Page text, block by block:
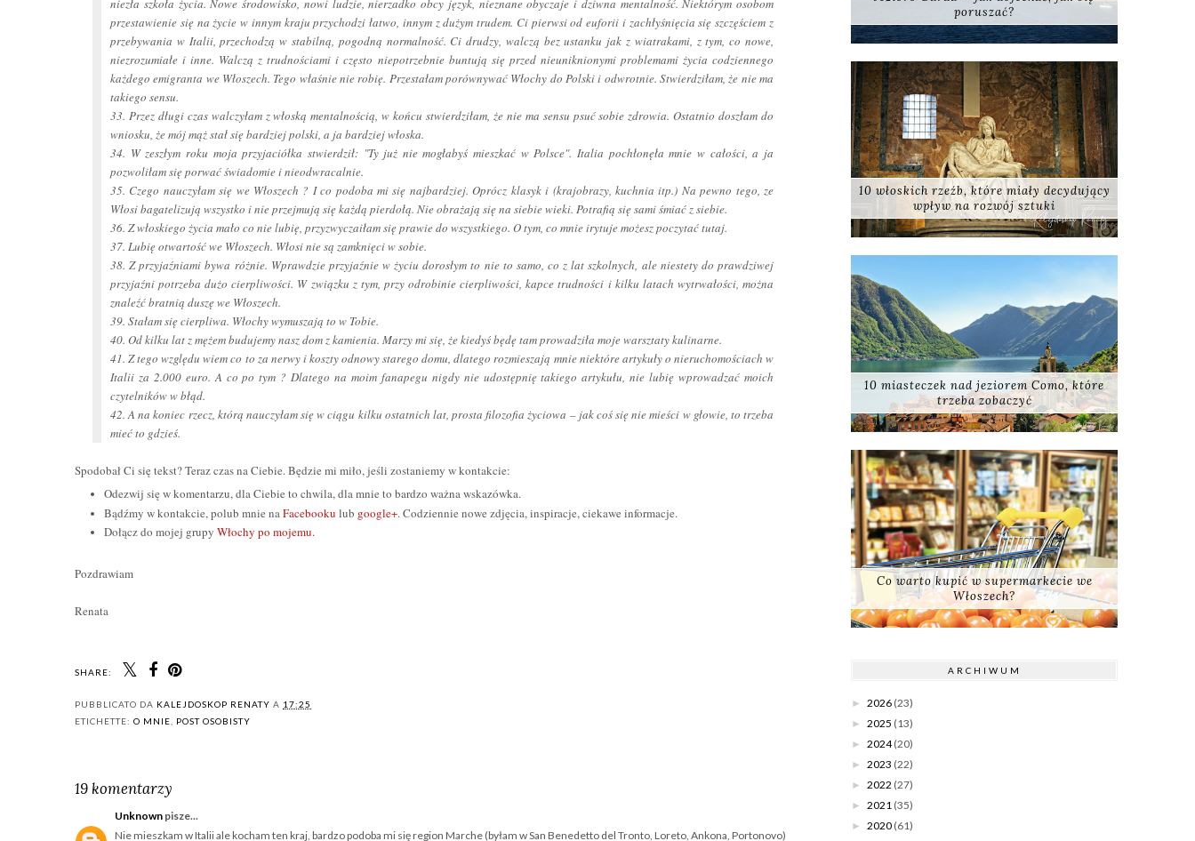
niezła szkoła życia. Nowe środowisko, nowi ludzie, nierzadko obcy język, nieznane obyczaje i dziwna mentalność. Niektórym osobom
przestawienie się na życie w innym kraju przychodzi łatwo, innym z dużym trudem. Ci pierwsi od euforii i zachłyśnięcia się szczęściem z
przebywania w Italii, przechodzą w stabilną, pogodną normalność. Ci drudzy, walczą bez ustanku jak z wiatrakami, z tym, co nowe,
niezrozumiałe i inne. Walczą z trudnościami i często niepotrzebnie buntują się przed nieuniknionymi problemami życia codziennego
każdego emigranta we Włoszech. Tego właśnie nie robię. Przestałam porównywać Włochy do Polski i odwrotnie. Stwierdziłam, że nie ma
takiego sensu.
33. Przez długi czas walczyłam z włoską mentalnością, w końcu stwierdziłam, że nie ma sensu psuć sobie zdrowia. Ostatnio doszłam do
wniosku, że mój mąż stał się bardziej polski, a ja bardziej włoska.
34. W zeszłym roku moja przyjaciółka stwierdził: "Ty już nie mogłabyś mieszkać w Polsce". Italia pochłonęła mnie w całości, a ja
pozwoliłam się porwać świadomie i nieodwracalnie.
35. Czego nauczyłam się we Włoszech ? I co podoba mi się najbardziej. Oprócz klasyki (krajobrazy, kuchnia itp.) Na pewno tego, ze
Włosi bagatelizują wszystko i nie przejmują się każdą pierdołą. Nieobrażają sięna siebie wieki. Potrafią się sami śmiać z siebie.
36. Z włoskiego życia mało co nie lubię, przyzwyczaiłam się prawie do wszystkiego. O tym, co mnie irytuje możesz poczytać tutaj.
37. Lubię otwartość we Włoszech. Włosi nie są zamknięci w sobie.
38. Z przyjaźniami bywa różnie. Wprawdzie przyjaźnie w życiu dorosłym to nie to samo, co z lat szkolnych, ale niestety do prawdziwej
przyjaźni potrzeba dużo cierpliwości. W związku z tym, przy odrobinie cierpliwości, kapce trudności i kilku latach wytrwałości, można
znaleźć bratnią duszę we Włoszech.
39. Stałam się cierpliwa. Włochy wymuszają to w Tobie.
40. Od kilku lat z mężem budujemy nasz dom z kamienia. Marzy mi się, że kiedyś będę tam prowadziła moje warsztaty kulinarne.
41. Z tego względu wiem co to za nerwy i koszty odnowy starego domu, dlatego rozmieszają mnie niektóre artykuły o nieruchomościach w
Italii za 2.000 euro. A co po tym ? Dlatego na moimfanapegu nigdy nie udostępnię takiego artykułu, nie lubię wprowadzać moich
czytelników w błąd.
42. A na koniec rzecz, którą nauczyłam się w ciągu kilku ostatnich lat, prosta filozofia życiowa – jak coś się nie mieści w głowie, to trzeba
mieć to gdzieś.
Spodobał Ci się tekst? Teraz czas na Ciebie. Będzie mi miło, jeśli zostaniemy w kontakcie:
Odezwij się w komentarzu, dla Ciebie to chwila, dla mnie to bardzo ważna wskazówka.
Bądźmy w kontakcie, polub mnie naFacebooku lub google+. Codziennie nowe zdjęcia, inspiracje, ciekawe informacje.
Dołącz do mojej grupy Włochy po mojemu.
Pozdrawiam
Renata
SHARE:
PUBBLICATO DA KALEJDOSKOP RENATY A 17:25
ETICHETTE: O MNIE POST OSOBISTY
19 komentarzy
Unknown pisze...
Nie mieszkam w Italii ale kocham ten kraj, bardzo podoba mi się region Marche (byłam w San Benedetto del Tronto, Loreto, Ankona, Portonovo)
poruszać?
10 włoskich rzeźb, które miały decydujący
wpływ na rozwój sztuki
10 miasteczek nad jeziorem Como, które
trzeba zobaczyć
Co warto kupić w supermarkecie we
Włoszech?
ARCHIWUM
► 2026 (23)
► 2025 (13)
► 2024 (20)
► 2023 (22)
► 2022 (27)
► 2021 (35)
► 2020 (61)